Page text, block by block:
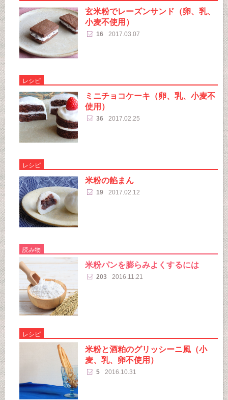
玄米粉でレーズンサンド（卵、乳、
小麦不使用）
16 2017.03.07
レシピ
ミニチョコケーキ（卵、乳、小麦不
使用）
36 2017.02.25
レシピ
米粉の餡まん
19 2017.02.12
読み物
米粉パンを膨らみよくするには
203 2016.11.21
レシピ
米粉と酒粕のグリッシーニ風（小
麦、乳、卵不使用）
5 2016.10.31